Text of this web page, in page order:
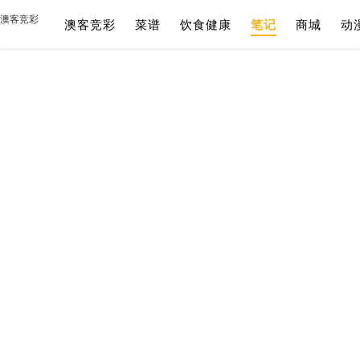
澳客竞彩 澳客竞彩 菜谱 饮食健康 笔记 商城 动